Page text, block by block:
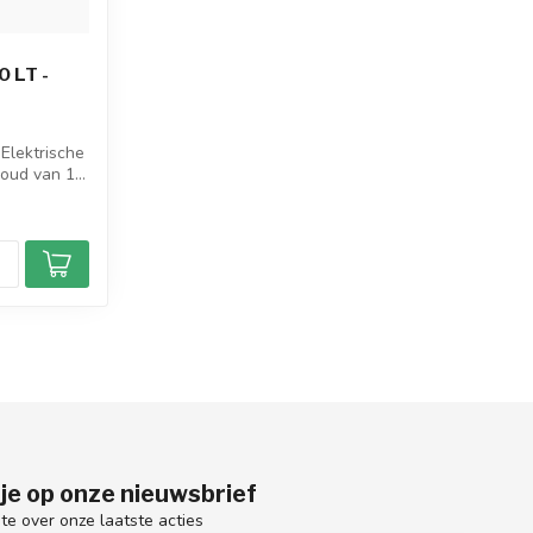
LT -
van 1...
op onze nieuwsbrief
over onze laatste acties